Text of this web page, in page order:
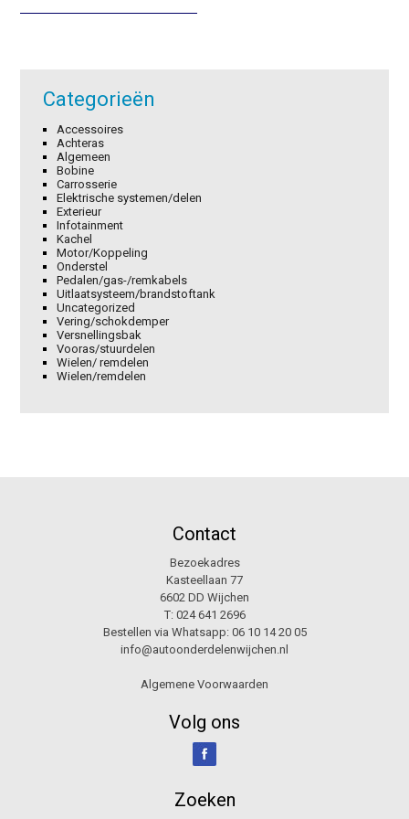
was:
is:
Categorieën
Accessoires
Achteras
Algemeen
Bobine
Carrosserie
Elektrische systemen/delen
Exterieur
Infotainment
Kachel
Motor/Koppeling
Onderstel
Pedalen/gas-/remkabels
Uitlaatsysteem/brandstoftank
Uncategorized
Vering/schokdemper
Versnellingsbak
Vooras/stuurdelen
Wielen/ remdelen
Wielen/remdelen
Contact
Bezoekadres
Kasteellaan 77
6602 DD Wijchen
T: 024 641 2696
Bestellen via Whatsapp: 06 10 14 20 05
info@autoonderdelenwijchen.nl
Algemene Voorwaarden
Volg ons
Zoeken